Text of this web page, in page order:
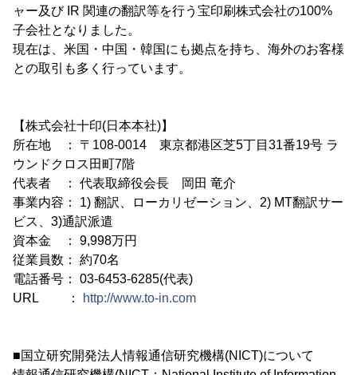
ャー及び IR 関連の翻訳等を行う宝印刷株式会社の100%
子会社となりました。
現在は、米国・中国・韓国にも拠点を持ち、海外のお客様
との取引も多く行っています。
【株式会社十印(日本本社)】
所在地 ： 〒108-0014 東京都港区芝5丁目31番19号 ラ
ウンドクロス田町7階
代表者 ： 代表取締役会長 岡田 竜介
事業内容： 1) 翻訳、ローカリゼーション、2) MT翻訳サー
ビス、3)通訳派遣
資本金 ： 9,998万円
従業員数： 約70名
電話番号： 03-6453-6285(代表)
URL ：
http://www.to-in.com
■国立研究開発法人情報通信研究機構(NICT)について